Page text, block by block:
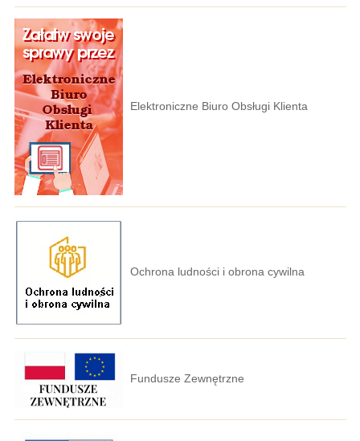
Elektroniczne Biuro Obsługi Klienta
Ochrona ludności i obrona cywilna
Fundusze Zewnętrzne